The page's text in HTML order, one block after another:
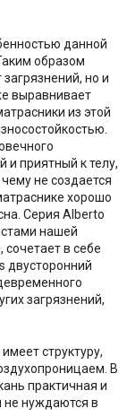
данной
образом
но и
выравнивает
из этой
и приятный к телу,
не создается
хорошо
Серия Alberto
нашей
в себе
двусторонний
загрязнений,
структуру,
В
практичная и
не нуждаются в